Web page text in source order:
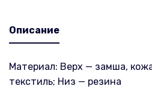
Описание
Материал: Верх — замша,
текстиль; Низ — резина